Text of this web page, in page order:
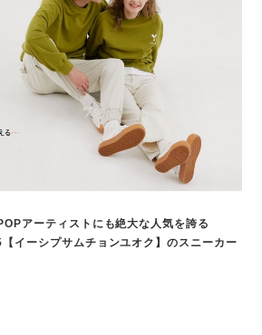
アーティストにも絶大な人気を誇る
イーシプサムチョンユオク】のスニーカー